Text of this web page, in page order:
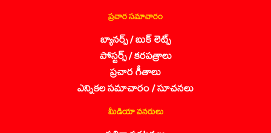
ప్రచార సమాచారం
బ్యానర్స్ / బుక్ లెట్స్
పోస్టర్స్ / కరపత్రాలు
ప్రచార గీతాలు
ఎన్నికల సమాచారం / సూచనలు
మీడియా వనరులు